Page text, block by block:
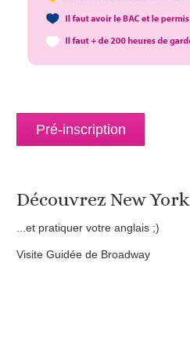
Pré-inscription
Découvrez New York
...et pratiquer votre anglais ;)
Visite Guidée de Broadway